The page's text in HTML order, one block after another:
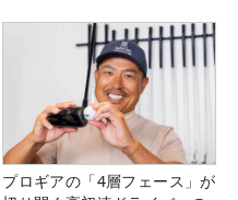
プロギアの「4層フェース」が